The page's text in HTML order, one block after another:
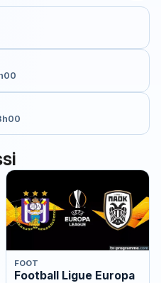
FOOT
Football Ligue Europa